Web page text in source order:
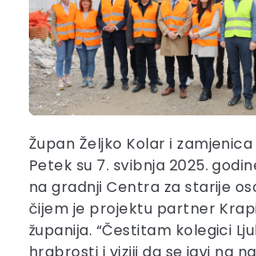
Župan Željko Kolar i
Petek su 7. svibnja 2025.
na gradnji Centra za starije
čijem je projektu partner
županija. “Čestitam kolegici